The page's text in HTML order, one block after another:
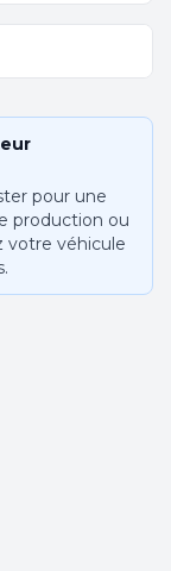
pour une
production ou
votre véhicule